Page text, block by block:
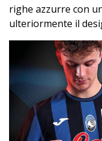
righe azzurre con
ulteriormente il